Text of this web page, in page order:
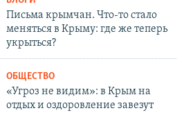
Письма крымчан. Что-то стало
меняться в Крыму: где же теперь
укрыться?
ОБЩЕСТВО
«Угроз не видим»: в Крым на
отдых и оздоровление завезут